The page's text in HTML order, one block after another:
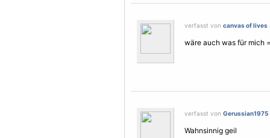
verfasst von canvas of lives
wäre auch was für mich
verfasst von Gerussian1975
Wahnsinnig geil